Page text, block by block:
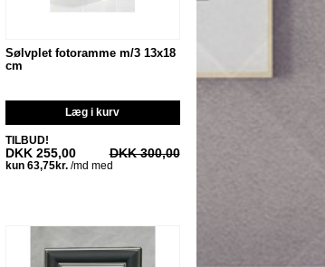
Sølvplet fotoramme m/3 13x18
cm
Læg i kurv
TILBUD!
DKK 255,00 DKK 300,00